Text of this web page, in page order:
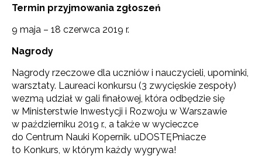
Termin przyjmowania zgłoszeń
9 maja – 18 czerwca 2019 r.
Nagrody
Nagrody rzeczowe dla uczniów i nauczycieli, upominki,
warsztaty. Laureaci konkursu (3 zwycięskie zespoły)
wezmą udział w gali finałowej, która odbędzie się
w Ministerstwie Inwestycji i Rozwoju w Warszawie
w październiku 2019 r., a także w wycieczce
do Centrum Nauki Kopernik. uDOSTĘPniacze
to Konkurs, w którym każdy wygrywa!